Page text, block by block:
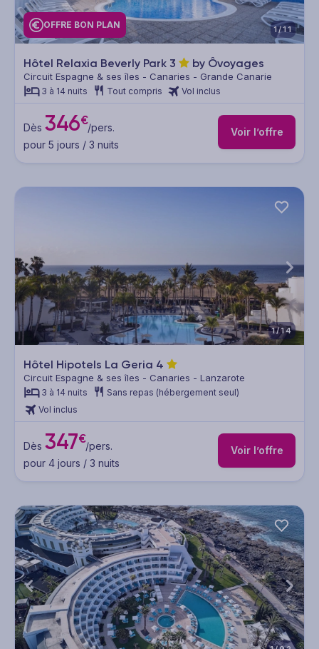
OFFRE BON PLAN 1/11
Hôtel Relaxia Beverly Park 3 by Ôvoyages
Circuit Espagne & ses îles - Canaries - Grande Canarie
3 à 14 nuits Tout compris Vol inclus
Dès 346€/pers.
pour 5 jours / 3 nuits
Voir l’offre
1/14
Hôtel Hipotels La Geria 4
Circuit Espagne & ses îles - Canaries - Lanzarote
3 à 14 nuits
Sans repas (hébergement seul)
Vol inclus
Dès 347€/pers.
pour 4 jours / 3 nuits
Voir l’offre